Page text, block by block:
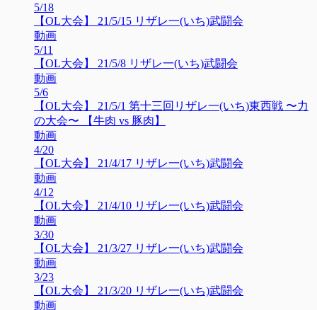
5/18
【OL大会】 21/5/15 リザレ一(いち)武闘会
動画
5/11
【OL大会】 21/5/8 リザレ一(いち)武闘会
動画
5/6
【OL大会】 21/5/1 第十三回リザレ一(いち)東西戦 〜力
の大会〜 【牛肉 vs 豚肉】
動画
4/20
【OL大会】 21/4/17 リザレ一(いち)武闘会
動画
4/12
【OL大会】 21/4/10 リザレ一(いち)武闘会
動画
3/30
【OL大会】 21/3/27 リザレ一(いち)武闘会
動画
3/23
【OL大会】 21/3/20 リザレ一(いち)武闘会
動画